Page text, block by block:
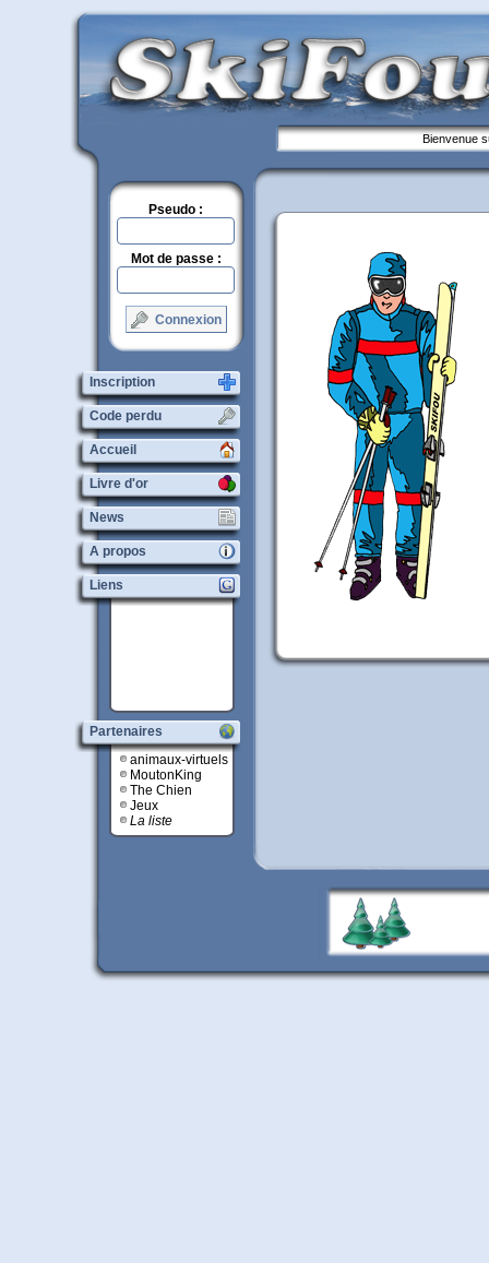
Bienvenue
Pseudo :
Mot de passe :
Connexion
Inscription
Code perdu
Accueil
Livre d'or
News
A propos
Liens
Partenaires
animaux-virtuels
MoutonKing
The Chien
Jeux
La liste